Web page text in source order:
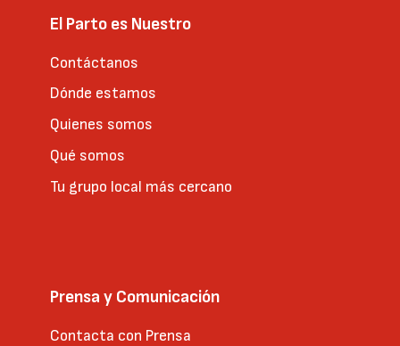
El Parto es Nuestro
Contáctanos
Dónde estamos
Quienes somos
Qué somos
Tu grupo local más cercano
Prensa y Comunicación
Contacta con Prensa